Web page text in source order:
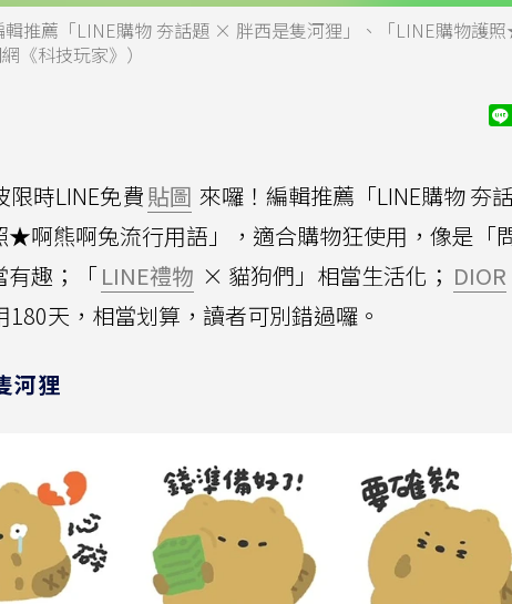
推薦「LINE購物 夯話題 × 胖西是隻河狸」、「LINE購物護
《科技玩家》）
時LINE免費貼圖 來囉！編輯推薦「LINE購物 夯
★啊熊啊兔流行用語」，適合購物狂使用，像是「
有趣；「LINE禮物 × 貓狗們」相當生活化； DIOR
180天，相當划算，讀者可別錯過囉。
河狸